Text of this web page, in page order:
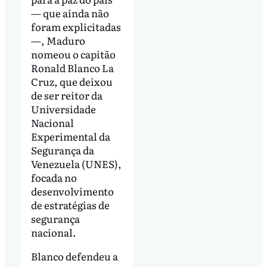
— que ainda não
foram explicitadas
—, Maduro
nomeou o capitão
Ronald Blanco La
Cruz, que deixou
de ser reitor da
Universidade
Nacional
Experimental da
Segurança da
Venezuela (UNES),
focada no
desenvolvimento
de estratégias de
segurança
nacional.
Blanco defendeu a